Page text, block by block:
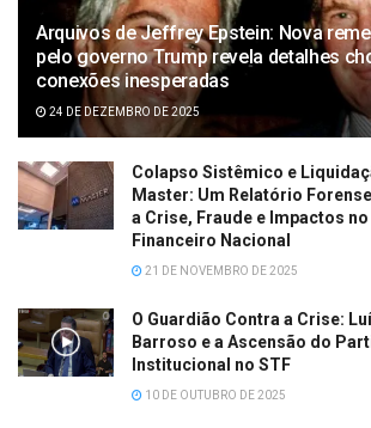
Arquivos de Jeffrey Epstein: Nova
pelo governo Trump revela detalhes
conexões inesperadas
24 DE DEZEMBRO DE 2025
Colapso Sistêmico e
Master: Um Relatório
a Crise, Fraude e Impactos
Financeiro Nacional
21 DE NOVEMBRO DE 2025
O Guardião Contra a Crise:
Barroso e a Ascensão do
Institucional no STF
10 DE OUTUBRO DE 2025